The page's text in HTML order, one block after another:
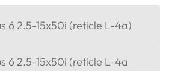
6 2.5-15x50i (reticle L-4a)
6 2.5-15x50i (reticle L-4a